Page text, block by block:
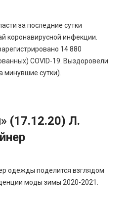
за последние сутки
коронавирусной инфекции.
14 880
COVID-19. Выздоровели
минувшие сутки).
(17.12.20) Л.
одежды поделится взглядом
моды зимы 2020-2021.